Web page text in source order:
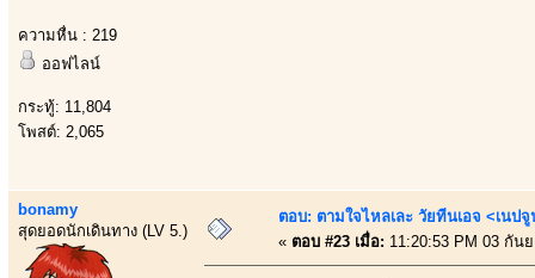
ความหื่น : 219
ออฟไลน์
กระทู้: 11,804
โพสต์: 2,065
bonamy
สุดยอดนักเดินทาง (LV 5.)
ตอบ: ตามใจไหลเละ วัยทีนเอจ <เนป
« ตอบ #23 เมื่อ: 11:20:53 PM 03 กัน